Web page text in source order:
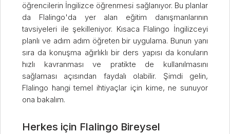
öğrencilerin İngilizce öğrenmesi sağlanıyor. Bu planlar
da Flalingo'da yer alan eğitim danışmanlarının
tavsiyeleri ile şekilleniyor. Kısaca Flalingo İngilizceyi
planlı ve adım adım öğreten bir uygulama. Bunun yanı
sıra da konuşma ağırlıklı bir ders yapısı da konuların
hızlı kavranması ve pratikte de kullanılmasını
sağlaması açısından faydalı olabilir. Şimdi gelin,
Flalingo hangi temel ihtiyaçlar için kime, ne sunuyor
ona bakalım.
Herkes için Flalingo Bireysel